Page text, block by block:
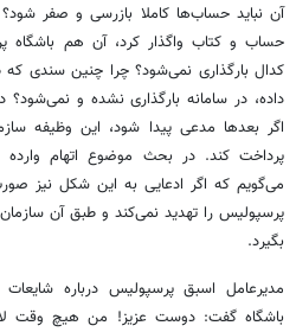
آن نباید حساب‌ها کاملا بازرسی و صفر
حساب و کتاب واگذار کرد، آن هم باشگاه
کدال بارگذاری نمی‌شود؟ چرا چنین سندی که
داده، در سامانه بارگذاری نشده و
اگر بعدها مدعی پیدا شود، این وظیفه
پرداخت کند. در بحث موضوع اتهام
می‌گویم که اگر ادعایی به این شکل نیز
پرسپولیس را تهدید نمی‌کند و طبق آن
بگیرد.
مدیرعامل اسبق پرسپولیس درباره
باشگاه گفت: دوست عزیز! من هیچ وقت